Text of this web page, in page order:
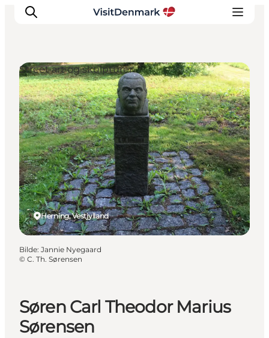
Inspirasjon
Reisemål
Aktiviteter
Overnatting
Planlegg reisen
Søren Carl Theodor Marius
Sørensen
Herning, Vestjylland
Street art og skulpturer
Bilde: Jannie Nyegaard
© C. Th. Sørensen